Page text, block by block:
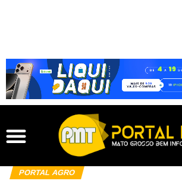
PORTAL AGRO